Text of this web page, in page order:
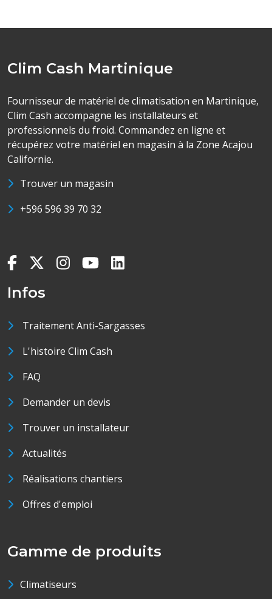
Clim Cash Martinique
Fournisseur de matériel de climatisation en Martinique,
Clim Cash accompagne les installateurs et
professionnels du froid. Commandez en ligne et
récupérez votre matériel en magasin à la Zone Acajou
Californie.
Trouver un magasin
+596 596 39 70 32
Infos
Traitement Anti-Sargasses
L'histoire Clim Cash
FAQ
Demander un devis
Trouver un installateur
Actualités
Réalisations chantiers
Offres d'emploi
Gamme de produits
Climatiseurs